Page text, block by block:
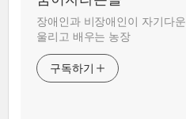
장애인과 비장애인이 자기다
울리고 배우는 농장
구독하기